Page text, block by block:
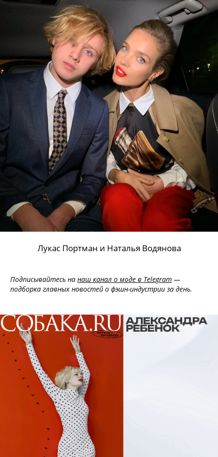
Лукас Портман и Наталья Водянова
Подписывайтесь на наш канал о моде в Telegram —
подборка главных новостей о фэшн-индустрии за день.